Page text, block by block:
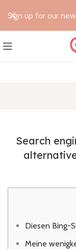
Search
Diesen Bing-
Meine
Sign up for our